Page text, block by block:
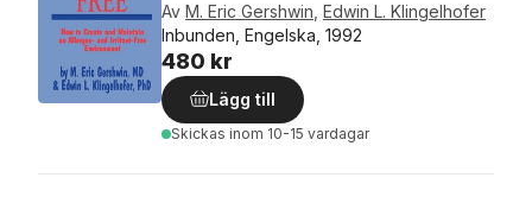
Av M. Eric Gershwin Edwin L. Klingelhofer
Inbunden, Engelska, 1992
480 kr
Lägg till
Skickas inom 10-15 vardagar